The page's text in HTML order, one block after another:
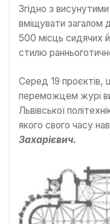
Згідно з
вміщувати загалом
500 місць сидячих
стилю
Серед 19 проєктів,
переможцем журі
Львівської
якого свого часу
Захарієвич.